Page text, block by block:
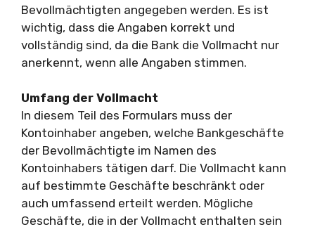
Bevollmächtigten angegeben werden. Es ist
wichtig, dass die Angaben korrekt und
vollständig sind, da die Bank die Vollmacht nur
anerkennt, wenn alle Angaben stimmen.
Umfang der Vollmacht
In diesem Teil des Formulars muss der
Kontoinhaber angeben, welche Bankgeschäfte
der Bevollmächtigte im Namen des
Kontoinhabers tätigen darf. Die Vollmacht kann
auf bestimmte Geschäfte beschränkt oder
auch umfassend erteilt werden. Mögliche
Geschäfte, die in der Vollmacht enthalten sein